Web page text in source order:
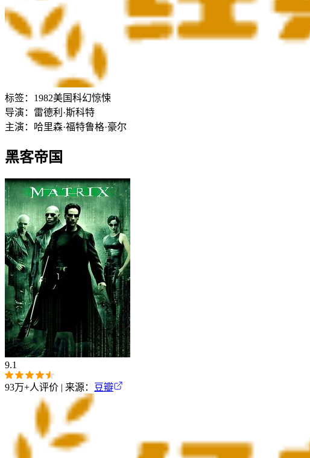
标签： 1982美国科幻惊悚
导演： 雷德利·斯科特
主演： 哈里森·福特鲁格·豪尔
黑客帝国
9.1
93万+人评价 | 来源： 豆瓣